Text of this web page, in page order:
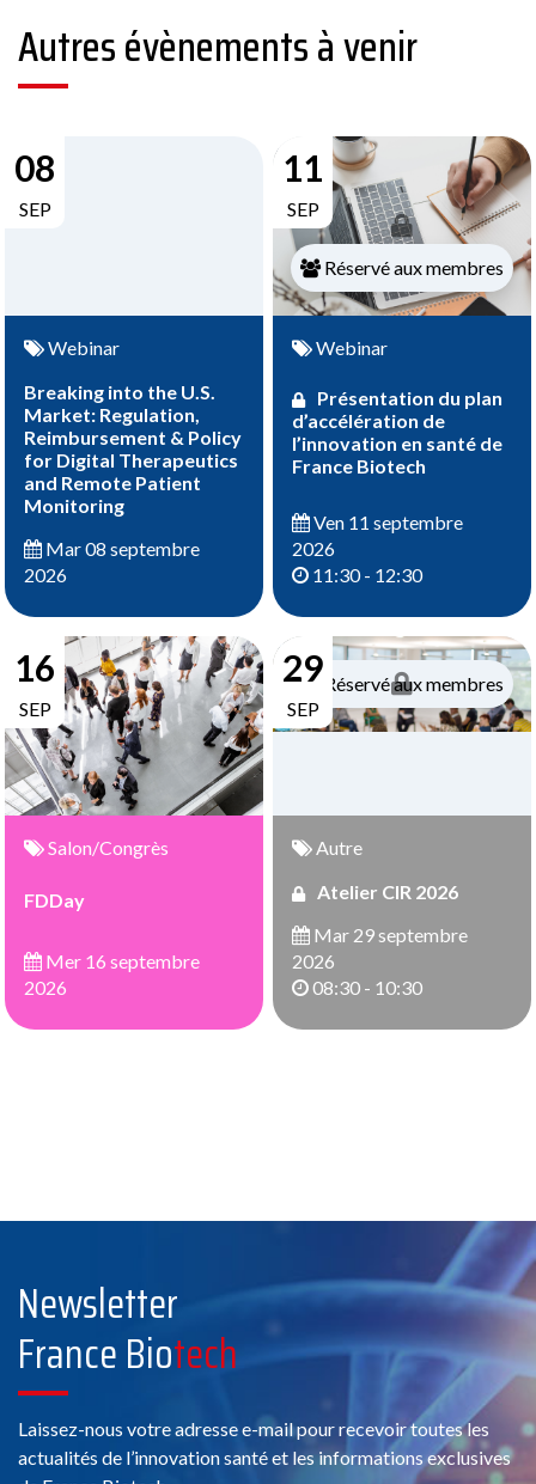
Autres évènements à venir
08
SEP
Webinar
Breaking into the U.S.
Market: Regulation,
Reimbursement & Policy
for Digital Therapeutics
and Remote Patient
Monitoring
Mar 08 septembre
2026
11
SEP
Réservé aux membres
Webinar
Présentation du plan
d’accélération de
l’innovation en santé de
France Biotech
Ven 11 septembre
2026
11:30 - 12:30
16
SEP
Salon/Congrès
FDDay
Mer 16 septembre
2026
29
SEP
Réservé aux membres
Autre
Atelier CIR 2026
Mar 29 septembre
2026
08:30 - 10:30
Newsletter
France Biotech
Laissez-nous votre adresse e-mail pour recevoir toutes les
actualités de l’innovation santé et les informations exclusives